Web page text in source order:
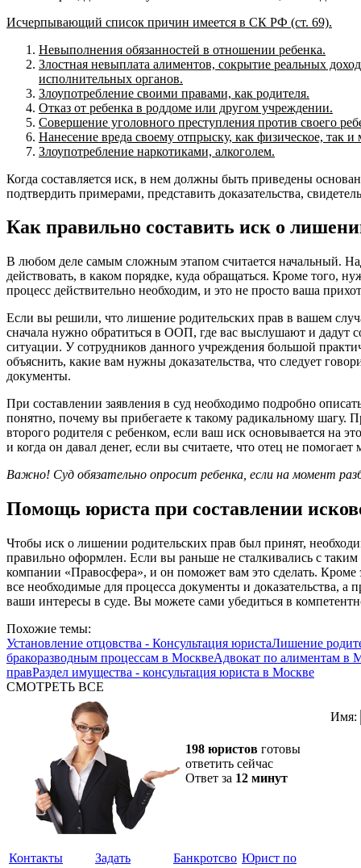
Исчерпывающий список причин имеется в СК РФ (ст. 69).
Невыполнения обязанностей в отношении ребенка.
Злостная невыплата алиментов, сокрытие реальных
исполнительных органов.
Злоупотребление своими правами, как родителя.
Отказ от ребенка в роддоме или другом учреждении.
Совершение уголовного преступления против своего
Нанесение вреда своему отпрыску, как физическое, так
Злоупотребление наркотиками, алкоголем.
Когда составляется иск, в нем должны быть приведены
подтвердить примерами, представить доказательства,
Как правильно составить иск о
В любом деле самым сложным этапом считается начальный.
действовать, в каком порядке, куда обращаться. Кроме того,
процесс действительно необходим, и это не просто ваша
Если вы решили, что лишение родительских прав в вашем
сначала нужно обратиться в ООП, где вас выслушают и дадут
ситуации. У сотрудников данного учреждения большой
объяснить, какие вам нужны доказательства, что следует
документы.
При составлении заявления в суд необходимо подробно
понятно, почему вы прибегаете к такому радикальному шагу.
второго родителя с ребенком, если ваш иск основывается на
и когда он давал денег, если вы считаете, что отец не помогает
Важно! Суд обязательно опросит ребенка, если на момент
Помощь юриста при составлении
Чтобы иск о лишении родительских прав был принят,
правильно оформлен. Если вы раньше не сталкивались с таким
компании «Правосфера», и он поможет вам это сделать. Кроме
все необходимые для процесса документы и доказательства, а
ваши интересы в суде. Вы можете сами убедиться в
Похожие темы:
Установление отцовства - Консультация юристаЛишение
бракоразводным процессам в МосквеАдвокат по алиментам в
правРаздел имущества - консультация юриста в Москве
СМОТРЕТЬ ВСЕ
198 юристов готовы
ответить сейчас
Ответ за 12 минут
Имя:
Контакты
Задать
Банкротсво Юрист по